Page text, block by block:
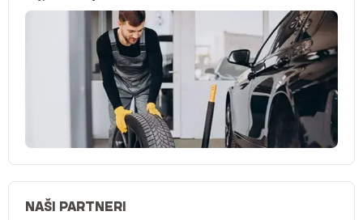
NAŠI PARTNERI